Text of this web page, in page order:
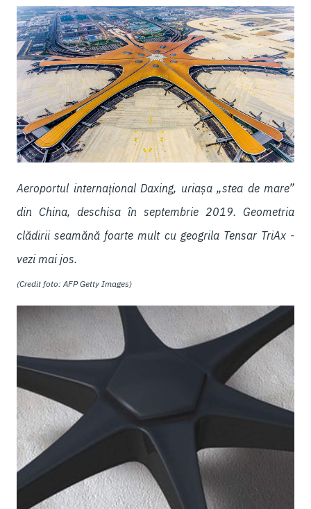
Aeroportul internațional Daxing, uriașa „stea de mare”
din China, deschisa în septembrie 2019. Geometria
clădirii seamănă foarte mult cu geogrila Tensar TriAx -
vezi mai jos.
(Credit foto: AFP Getty Images)